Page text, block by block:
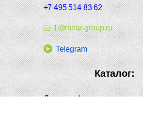
+7 495 514 83 62
1@mirar-group.ru
Telegram
Каталог:
Дверная фурнитура